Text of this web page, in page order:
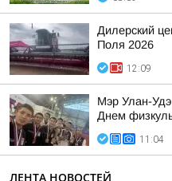
Дилерский
Поля 2026
12:09
Мэр Улан-
Днем
11:04
ЛЕНТА НОВОСТЕЙ